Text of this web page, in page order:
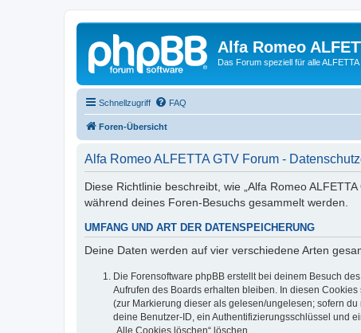
Alfa Romeo
Das Forum speziell für alle
Schnellzugriff FAQ
Foren-Übersicht
Alfa Romeo ALFETTA GTV Forum -
Diese Richtlinie beschreibt, wie „Alfa Romeo
während deines Foren-Besuchs gesammelt werden.
UMFANG UND ART DER DATENSPEICHERUNG
Deine Daten werden auf vier verschiedene Arten
Die Forensoftware phpBB erstellt bei deinem Besuch
Aufrufen des Boards erhalten bleiben. In diesen
(zur Markierung dieser als gelesen/ungelesen; sofern
deine Benutzer-ID, ein Authentifizierungsschlüssel und
„Alle Cookies löschen“ löschen.